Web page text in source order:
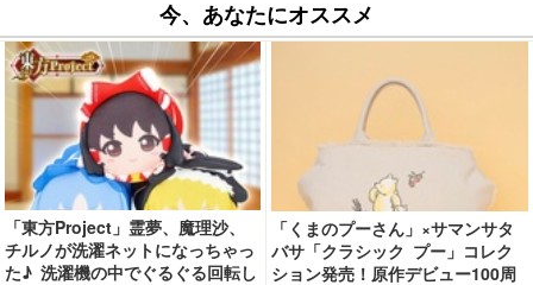
今、あなたにオススメ
「東方Project」霊夢、魔理沙、
チルノが洗濯ネットになっちゃっ
た♪ 洗濯機の中でぐるぐる回転し
「くまのプーさん」×サマンサタ
バサ「クラシック プー」コレク
ション発売！原作デビュー100周